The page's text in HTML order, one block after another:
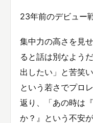
23年前のデビュー
集中力の高さを見
ると話は別なよう
出したい」と苦笑
という若さでプロ
返り、「あの時は
か？』という不安